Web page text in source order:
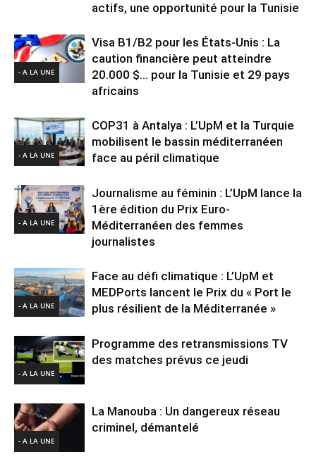
actifs, une opportunité pour la Tunisie
- A LA UNE
Visa B1/B2 pour les États-Unis : La
caution financière peut atteindre
20.000 $… pour la Tunisie et 29 pays
africains
- A LA UNE
COP31 à Antalya : L’UpM et la Turquie
mobilisent le bassin méditerranéen
face au péril climatique
- A LA UNE
Journalisme au féminin : L’UpM lance la
1ère édition du Prix Euro-
Méditerranéen des femmes
journalistes
- A LA UNE
Face au défi climatique : L’UpM et
MEDPorts lancent le Prix du « Port le
plus résilient de la Méditerranée »
- A LA UNE
Programme des retransmissions TV
des matches prévus ce jeudi
- A LA UNE
La Manouba : Un dangereux réseau
criminel, démantelé